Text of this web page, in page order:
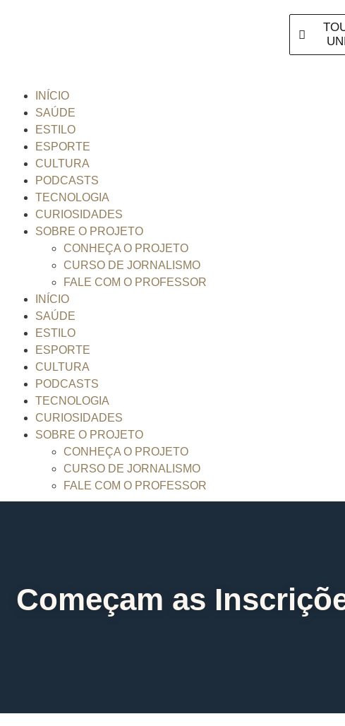
INÍCIO
SAÚDE
ESTILO
ESPORTE
CULTURA
PODCASTS
TECNOLOGIA
CURIOSIDADES
SOBRE O PROJETO
CONHEÇA O PROJETO
CURSO DE JORNALISMO
FALE COM O PROFESSOR
INÍCIO
SAÚDE
ESTILO
ESPORTE
CULTURA
PODCASTS
TECNOLOGIA
CURIOSIDADES
SOBRE O PROJETO
CONHEÇA O PROJETO
CURSO DE JORNALISMO
FALE COM O PROFESSOR
Começam as